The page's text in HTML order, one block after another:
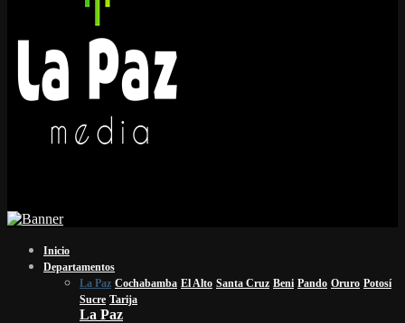
Inicio
Departamentos
La Paz Cochabamba El Alto Santa Cruz Beni Pando Oruro Potosí
Sucre Tarija
La Paz